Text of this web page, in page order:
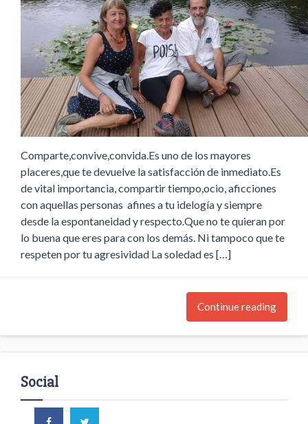
Comparte,convive,convida.Es uno de los mayores
placeres,que te devuelve la satisfacción de inmediato.Es
de vital importancia, compartir tiempo,ocio, aficciones
con aquellas personas afines a tu idelogía y siempre
desde la espontaneidad y respecto.Que no te quieran por
lo buena que eres para con los demás. Ni tampoco que te
respeten por tu agresividad La soledad es […]
Continue reading
Social